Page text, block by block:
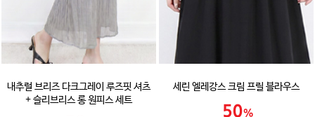
내추럴 브리즈 다크그레이 루즈핏 셔츠
+ 슬리브리스 롱 원피스 세트
세린 엘레강스 크림 프릴 블라우스